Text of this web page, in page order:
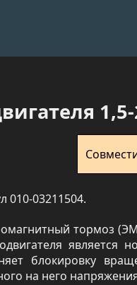
010-03211504.
тормоз
является
блокировку
на него